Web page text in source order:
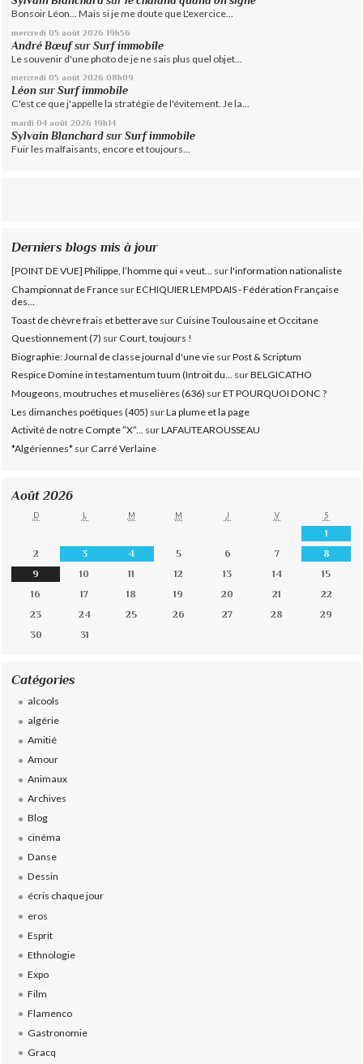
Bonsoir Léon... Mais si je me doute que L'exercice...
mercredi 05 août 2026 19h56
André BœufsurSurf immobile
Le souvenir d'une photo de je ne sais plus quel objet...
mercredi 05 août 2026 08h09
Léon surSurf immobile
C'est ce que j'appelle la stratégie de l'évitement. Je la...
mardi 04 août 2026 19h14
Sylvain Blanchard surSurf immobile
Fuir les malfaisants, encore et toujours...
Derniers blogs mis à jour
[POINT DE VUE] Philippe, l’homme qui « veut... surl'information nationaliste
Championnat de France surECHIQUIER LEMPDAIS - Fédération Française
des...
Toast de chèvre frais et betterave surCuisine Toulousaine et Occitane
Questionnement (7) surCourt, toujours !
Biographie: Journal de classe journal d'une vie surPost & Scriptum
Respice Domine in testamentum tuum (Introit du... surBELGICATHO
Mougeons, moutruches et muselières (636) surET POURQUOI DONC ?
Les dimanches poétiques (405) surLa plume et la page
Activité de notre Compte ”X”... surLAFAUTEAROUSSEAU
*Algériennes* surCarré Verlaine
Août 2026
D L M M J V S
1
2
3 4 5 6 7
8
9
10 11 12 13 14
15
16
17 18 19 20 21
22
23
24 25 26 27 28
29
30
31
Catégories
alcools
algérie
Amitié
Amour
Animaux
Archives
Blog
cinéma
Danse
Dessin
écris chaque jour
eros
Esprit
Ethnologie
Expo
Film
Flamenco
Gastronomie
Gracq